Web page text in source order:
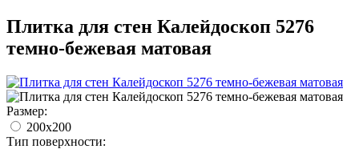
Плитка для стен Калейдоскоп 5276
темно-бежевая матовая
Размер:
200x200
Тип поверхности: